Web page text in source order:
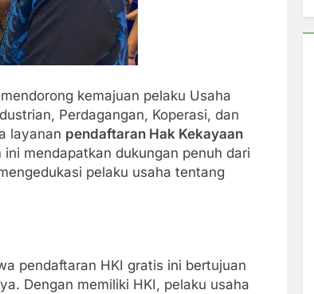
kemajuan pelaku Usaha
Perdagangan, Koperasi, dan
layanan pendaftaran Hak Kekayaan
mendapatkan dukungan penuh dari
pelaku usaha tentang
pendaftaran HKI gratis ini bertujuan
Dengan memiliki HKI, pelaku usaha